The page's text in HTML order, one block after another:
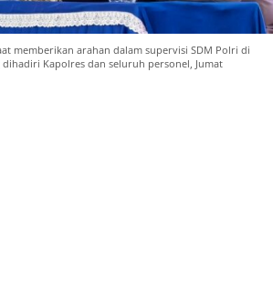
memberikan arahan dalam supervisi SDM Polri di
Kapolres dan seluruh personel, Jumat